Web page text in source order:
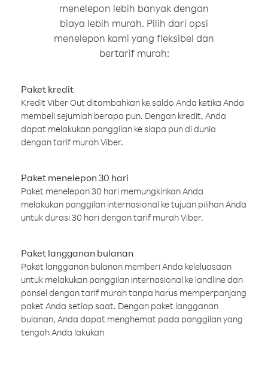
menelepon lebih banyak dengan
biaya lebih murah. Pilih dari opsi
menelepon kami yang fleksibel dan
bertarif murah:
Paket kredit
Kredit Viber Out ditambahkan ke saldo Anda ketika Anda
membeli sejumlah berapa pun. Dengan kredit, Anda
dapat melakukan panggilan ke siapa pun di dunia
dengan tarif murah Viber.
Paket menelepon 30 hari
Paket menelepon 30 hari memungkinkan Anda
melakukan panggilan internasional ke tujuan pilihan Anda
untuk durasi 30 hari dengan tarif murah Viber.
Paket langganan bulanan
Paket langganan bulanan memberi Anda keleluasaan
untuk melakukan panggilan internasional ke landline dan
ponsel dengan tarif murah tanpa harus memperpanjang
paket Anda setiap saat. Dengan paket langganan
bulanan, Anda dapat menghemat pada panggilan yang
tengah Anda lakukan